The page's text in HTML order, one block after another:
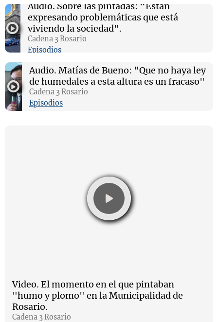
Audio. Sobre las pintadas: “Están
expresando problemáticas que está
viviendo la sociedad".
Cadena 3 Rosario
Episodios
Audio. Matías de Bueno: "Que no haya ley
de humedales a esta altura es un fracaso"
Cadena 3 Rosario
Episodios
Video. El momento en el que pintaban
"humo y plomo" en la Municipalidad de
Rosario.
Cadena 3 Rosario